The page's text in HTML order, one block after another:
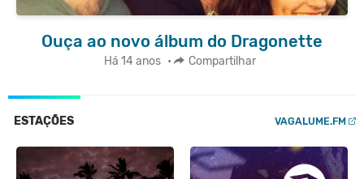
Ouça ao novo álbum do Dragonette
Há 14 anos • Compartilhar
ESTAÇÕES VAGALUME.FM